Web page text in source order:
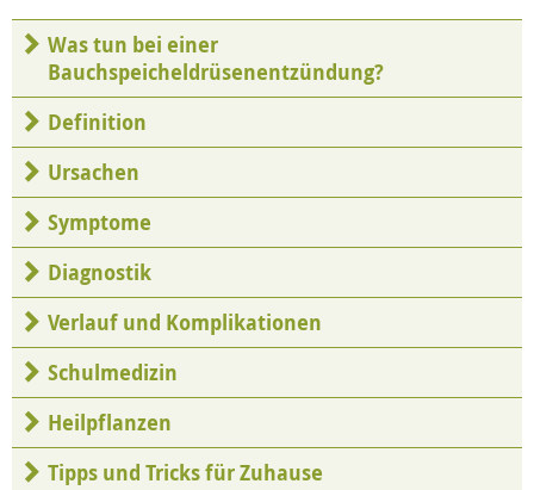
Was tun bei einer
Bauchspeicheldrüsenentzündung?
Definition
Ursachen
Symptome
Diagnostik
Verlauf und Komplikationen
Schulmedizin
Heilpflanzen
Tipps und Tricks für Zuhause